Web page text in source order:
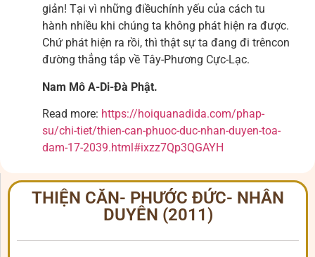
giản! Tại vì những điềuchính yếu của cách tu
hành nhiều khi chúng ta không phát hiện ra được.
Chứ phát hiện ra rồi, thì thật sự ta đang đi trêncon
đường thẳng tắp về Tây-Phương Cực-Lạc.
Nam Mô A-Di-Đà Phật.
Read more: https://hoiquanadida.com/phap-
su/chi-tiet/thien-can-phuoc-duc-nhan-duyen-toa-
dam-17-2039.html#ixzz7Qp3QGAYH
THIỆN CĂN- PHƯỚC ĐỨC- NHÂN
DUYÊN (2011)